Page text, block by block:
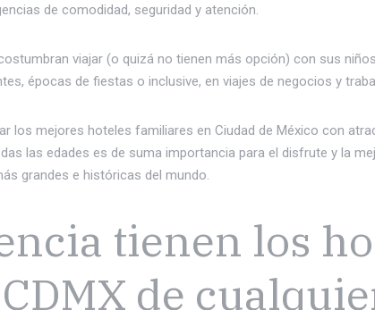
de comodidad, seguridad y atención.
viajar (o quizá no tienen más opción) con sus
épocas de fiestas o inclusive, en viajes de negocios y
los mejores hoteles familiares en Ciudad de México con
las edades es de suma importancia para el disfrute y la
grandes e históricas del mundo.
tienen los
de